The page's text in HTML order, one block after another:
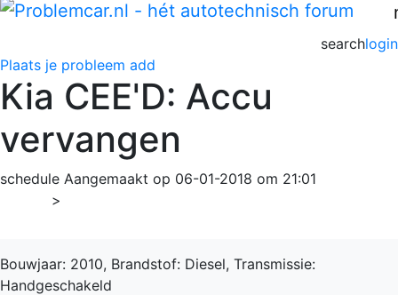
login
search
Plaats je probleem add
Kia CEE'D: Accu
vervangen
schedule Aangemaakt op 06-01-2018 om 21:01
>
Bouwjaar: 2010, Brandstof: Diesel, Transmissie:
Handgeschakeld